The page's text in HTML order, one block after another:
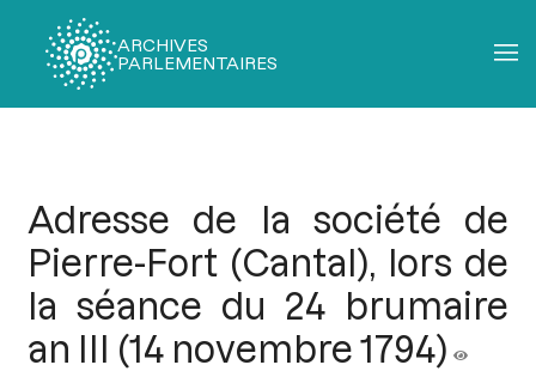
ARCHIVES
PARLEMENTAIRES
Adresse de la société de
Pierre-Fort (Cantal), lors de
la séance du 24 brumaire
an III (14 novembre 1794)